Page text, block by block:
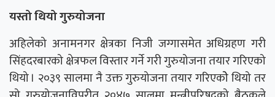
यस्तो थियो गुरुयोजना
अहिलेको अनामनगर क्षेत्रका निजी जग्गासमेत अधिग्रहण गरी
सिंहदरबारको क्षेत्रफल विस्तार गर्ने गरी गुरुयोजना तयार गरिएको
थियो । २०३९ सालमा नै उक्त गुरुयोजना तयार गरिएकोे थियो तर